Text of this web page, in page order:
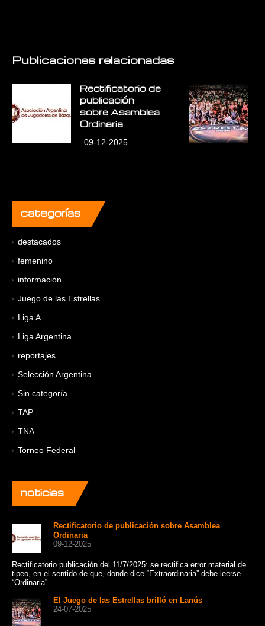
Publicaciones relacionadas
Rectificatorio de
publicación
sobre Asamblea
Ordinaria
09-12-2025
categorías
destacados
femenino
información
Juego de las Estrellas
Liga A
Liga Argentina
reportajes
Selección Argentina
Sin categoría
TAP
TNA
Torneo Federal
noticias
Rectificatorio de publicación sobre Asamblea
Ordinaria
09-12-2025
Rectificatorio publicación del 11/7/2025: se rectifica error material de
tipeo, en el sentido de que, donde dice “Extraordinaria” debe leerse
“Ordinaria”.
El Juego de las Estrellas brilló en Lanús
24-07-2025